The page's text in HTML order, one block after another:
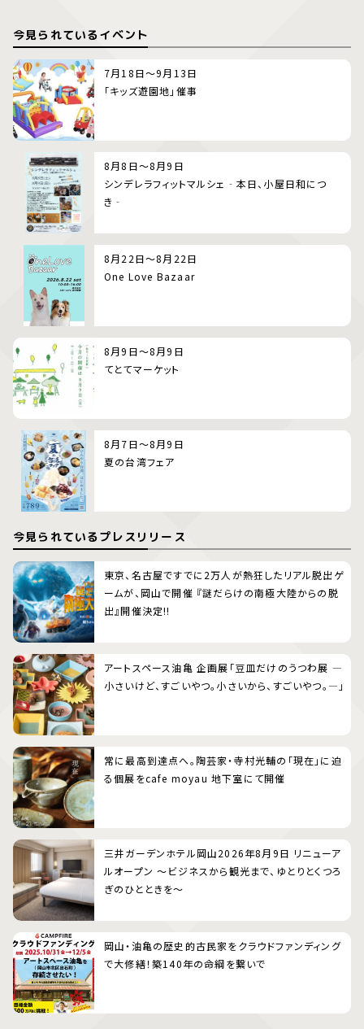
今見られているイベント
7月18日～9月13日
「キッズ遊園地」催事
8月8日～8月9日
シンデレラフィットマルシェ‐本日、小屋日和につ
き‐
8月22日～8月22日
One Love Bazaar
8月9日～8月9日
てとてマーケット
8月7日～8月9日
夏の台湾フェア
今見られているプレスリリース
東京、名古屋ですでに2万人が熱狂したリアル脱出ゲ
ームが、岡山で開催 『謎だらけの南極大陸からの脱
出』開催決定!!
アートスペース油亀 企画展「豆皿だけのうつわ展 ―
小さいけど、すごいやつ。小さいから、すごいやつ。―」
常に最高到達点へ。陶芸家・寺村光輔の「現在」に迫
る個展をcafe moyau 地下室にて開催
三井ガーデンホテル岡山2026年8月9日 リニューア
ルオープン 〜ビジネスから観光まで、ゆとりとくつろ
ぎのひとときを〜
岡山・油亀の歴史的古民家をクラウドファンディング
で大修繕！築140年の命綱を繋いで